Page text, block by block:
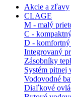
Akcie a zľavy
CLAGE
M - malý
C -
D -
Integrovaný
Zásobníky
Systém pitnej
Vodovodné
Diaľkové